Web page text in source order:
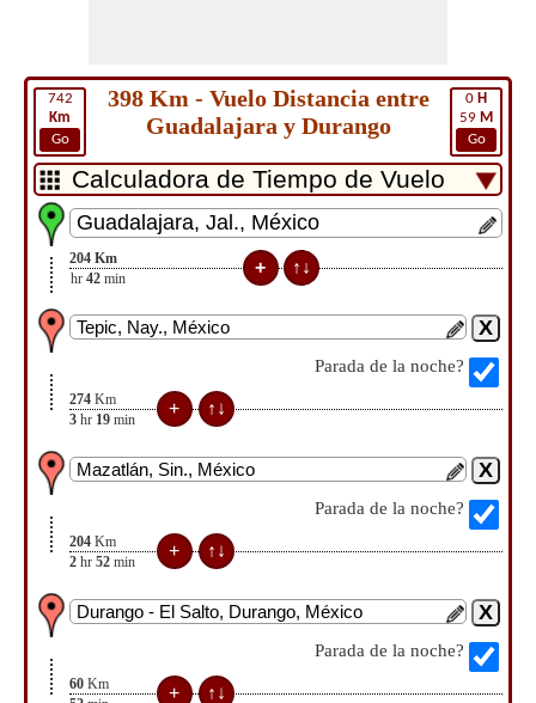
742
Km
Go
0 H
59 M
Go
398 Km - Vuelo Distancia entre
Guadalajara y Durango
204 Km
hr 42 min
Parada de la noche?
274 Km
3 hr 19 min
Parada de la noche?
204 Km
2 hr 52 min
Parada de la noche?
60 Km